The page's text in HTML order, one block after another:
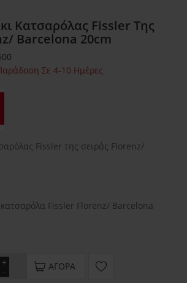
Κατσαρόλας Fissler Της
Barcelona 20cm
Σε 4-10 Ημέρες
Fissler της σειράς Florenz/
Fissler Florenz/ Barcelona
-
+ ΑΓΟΡΆ